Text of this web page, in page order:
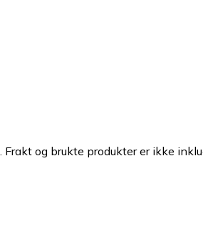
og brukte produkter er ikke